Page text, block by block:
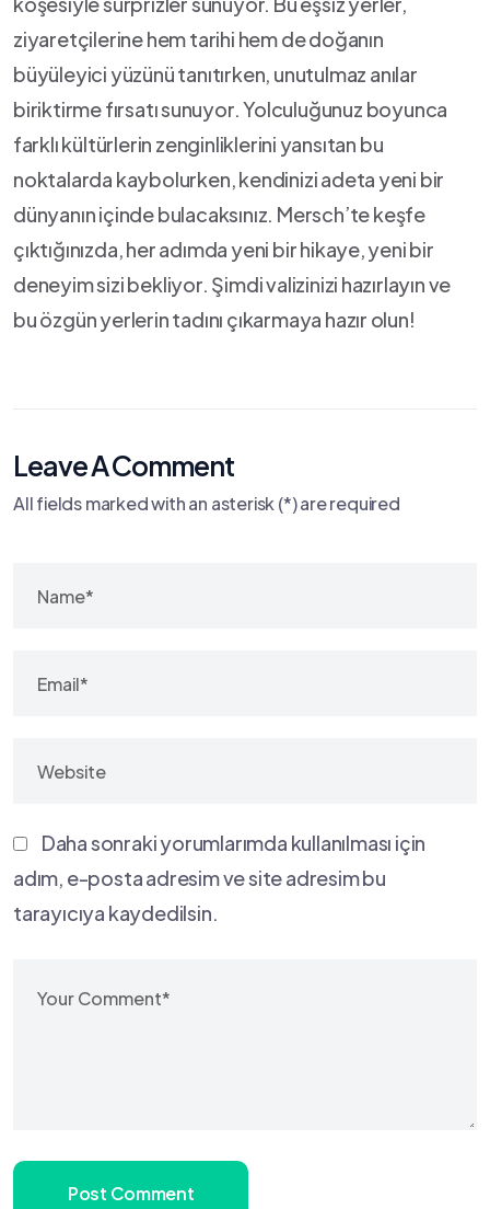
ziyaretçilerine hem tarihi hem de​ doğanın
büyüleyici yüzünü tanıtırken,‍ unutulmaz ​anılar⁤
biriktirme fırsatı⁣ sunuyor. Yolculuğunuz boyunca
⁣farklı kültürlerin zenginliklerini ⁣yansıtan bu
noktalarda ‌kaybolurken, kendinizi adeta⁤ yeni‌ bir
dünyanın içinde bulacaksınız. Mersch’te keşfe
çıktığınızda, her adımda yeni bir hikaye,⁢ yeni ​bir
deneyim sizi bekliyor. Şimdi valizinizi⁢ hazırlayın ve
bu özgün yerlerin tadını çıkarmaya hazır ⁣olun!
Leave A Comment
All fields marked with an asterisk (*) are required
Daha sonraki yorumlarımda kullanılması için
adım, e-posta adresim ve site adresim bu
tarayıcıya kaydedilsin.
Post Comment